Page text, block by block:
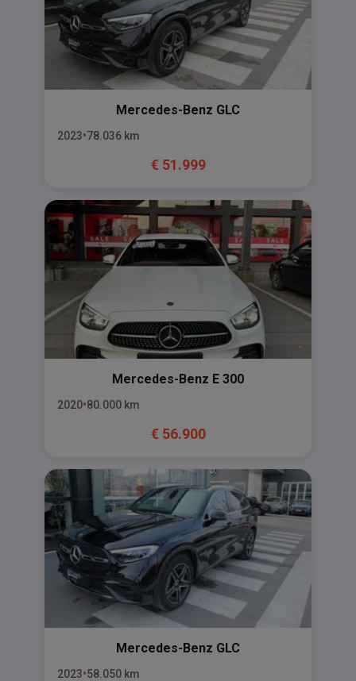
Mercedes-Benz GLC
2023 78.036 km
€ 51.999
Mercedes-Benz E 300
2020 80.000 km
€ 56.900
Mercedes-Benz GLC
2023 58.050 km